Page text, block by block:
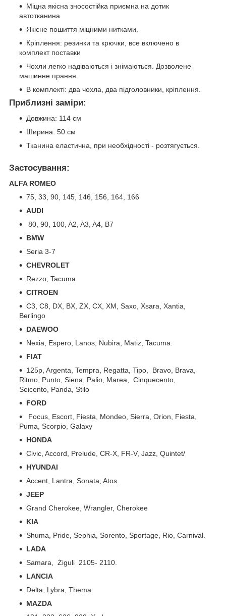
Міцна якісна зносостійка приємна на дотик
автотканина
Якісне пошиття міцними нитками.
Кріплення: резинки та крючки, все включено в
комплект поставки
Чохли легко надіваються і знімаються. Дозволене
машинне прання.
В комплекті: два чохла, два підголовники, кріплення.
Приблизні заміри:
Довжина: 114 см
Ширина: 50 см
Тканина еластична, при необхідності - розтягується.
Застосування:
ALFA ROMEO
75, 33, 90, 145, 146, 156, 164, 166
AUDI
80, 90, 100, A2, A3, A4, B7
BMW
Seria 3-7
CHEVROLET
Rezzo, Tacuma
CITROEN
C3, C8, DX, BX, ZX, CX, XM, Saxo, Xsara, Xantia,
Berlingo
DAEWOO
Nexia, Espero, Lanos, Nubira, Matiz, Tacuma.
FIAT
125p, Argenta, Tempra, Regatta, Tipo, Bravo, Brava,
Ritmo, Punto, Siena, Palio, Marea, Cinquecento,
Seicento, Panda, Stilo
FORD
Focus, Escort, Fiesta, Mondeo, Sierra, Orion, Fiesta,
Puma, Scorpio, Galaxy
HONDA
Civic, Accord, Prelude, CR-X, FR-V, Jazz, Quintet/
HYUNDAI
Accent, Lantra, Sonata, Atos.
JEEP
Grand Cherokee, Wrangler, Cherokee
KIA
Shuma, Pride, Sephia, Sorento, Sportage, Rio, Carnival.
LADA
Samara, Żiguli 2105- 2110.
LANCIA
Delta, Lybra, Thema.
MAZDA